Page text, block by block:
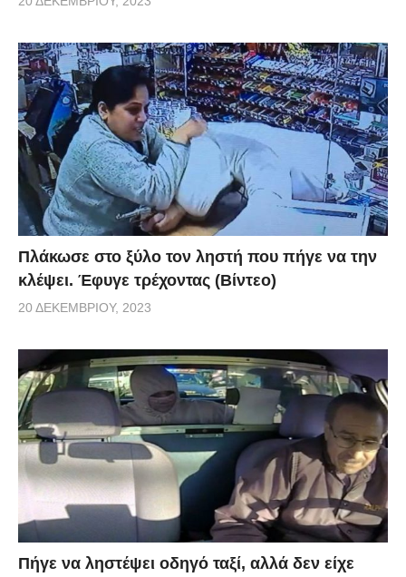
Πλάκωσε στο ξύλο τον ληστή που πήγε να την
κλέψει. Έφυγε τρέχοντας (Βίντεο)
20 ΔΕΚΕΜΒΡΊΟΥ, 2023
Πήγε να ληστέψει οδηγό ταξί, αλλά δεν είχε